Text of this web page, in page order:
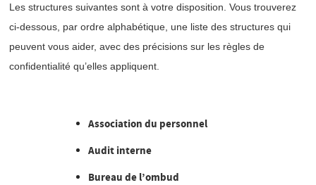
Les structures suivantes sont à votre disposition. Vous trouverez
ci-dessous, par ordre alphabétique, une liste des structures qui
peuvent vous aider, avec des précisions sur les règles de
confidentialité qu’elles appliquent.
Association du personnel
Audit interne
Bureau de l’ombud